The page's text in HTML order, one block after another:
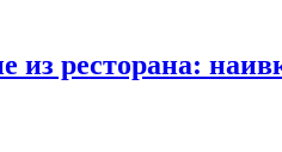
из ресторана: